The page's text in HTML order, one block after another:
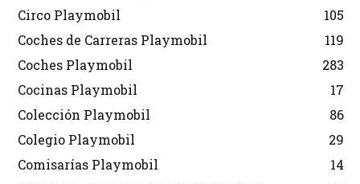
Circo Playmobil
105
Coches de Carreras Playmobil
119
Coches Playmobil
283
Cocinas Playmobil
17
Colección Playmobil
86
Colegio Playmobil
29
Comisarías Playmobil
14